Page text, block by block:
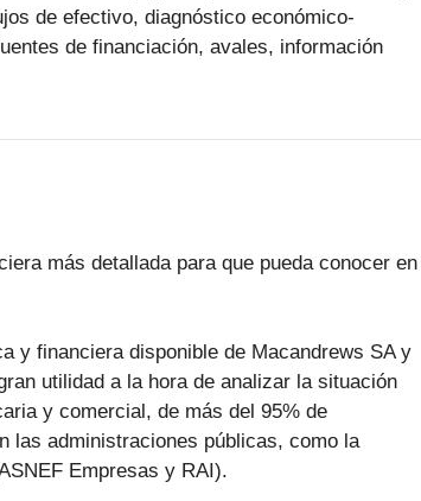
de efectivo, diagnóstico económico-
de financiación, avales, información
más detallada para que pueda conocer en
y financiera disponible de Macandrews SA y
utilidad a la hora de analizar la situación
y comercial, de más del 95% de
las administraciones públicas, como la
Empresas y RAI).